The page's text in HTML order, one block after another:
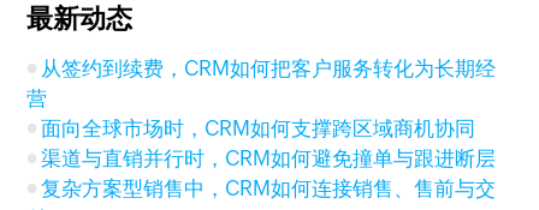
最新动态
从签约到续费，CRM如何把客户服务转化为长期经
营
面向全球市场时，CRM如何支撑跨区域商机协同
渠道与直销并行时，CRM如何避免撞单与跟进断层
复杂方案型销售中，CRM如何连接销售、售前与交